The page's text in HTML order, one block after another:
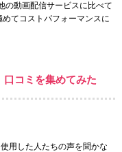
の動画配信サービスに比べて
てコストパフォーマンスに
口コミを集めてみた
用した人たちの声を聞かな